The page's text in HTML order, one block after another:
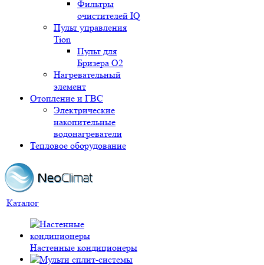
Фильтры
очистителей IQ
Пульт управления
Tion
Пульт для
Бризера O2
Нагревательный
элемент
Отопление и ГВС
Электрические
накопительные
водонагреватели
Тепловое оборудование
Каталог
Настенные кондиционеры